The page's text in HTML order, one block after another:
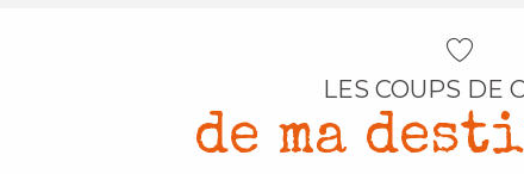
LES COUPS DE
de ma